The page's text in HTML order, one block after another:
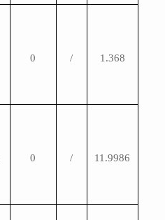
0 / 1.368
0 / 11.9986